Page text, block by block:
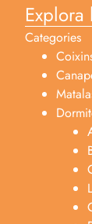
Categories